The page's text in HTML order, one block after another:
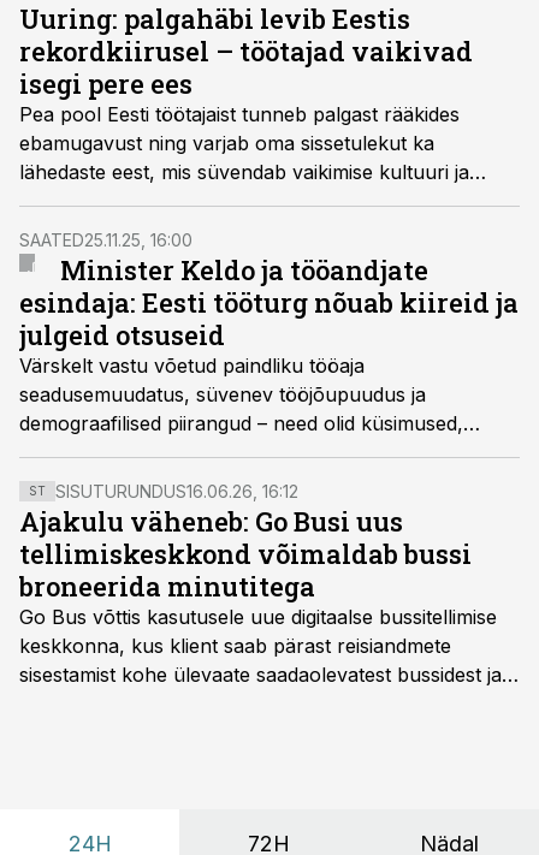
Uuring: palgahäbi levib Eestis
rekordkiirusel – töötajad vaikivad
isegi pere ees
Pea pool Eesti töötajaist tunneb palgast rääkides
ebamugavust ning varjab oma sissetulekut ka
lähedaste eest, mis süvendab vaikimise kultuuri ja
hoiab palgad surve all.
SAATED25.11.25, 16:00
Minister Keldo ja tööandjate
esindaja: Eesti tööturg nõuab kiireid ja
julgeid otsuseid
Värskelt vastu võetud paindliku tööaja
seadusemuudatus, süvenev tööjõupuudus ja
demograafilised piirangud – need olid küsimused,
millele saates „Töö ja palk“ otsisid vastuseid
majandusminister Erkki Keldo ja tööandjate keskliidu
tööturu töörühma juht Ain Käpp.
ST SISUTURUNDUS16.06.26, 16:12
Ajakulu väheneb: Go Busi uus
tellimiskeskkond võimaldab bussi
broneerida minutitega
Go Bus võttis kasutusele uue digitaalse bussitellimise
keskkonna, kus klient saab pärast reisiandmete
sisestamist kohe ülevaate saadaolevatest bussidest ja
24H 72H Nädal